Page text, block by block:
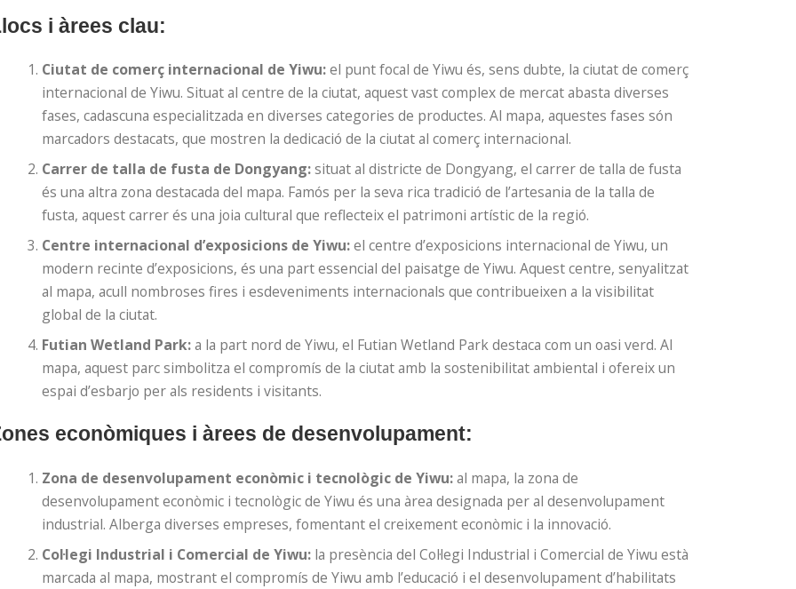
i àrees clau:
Ciutat de comerç internacional de Yiwu:el punt focal de Yiwu és, sens dubte, la ciutat de comerç
internacional de Yiwu. Situat al centre de la ciutat, aquest vast complex de mercat abasta diverses
fases, cadascuna especialitzada en diverses categories de productes. Al mapa, aquestes fases són
marcadors destacats, que mostren la dedicació de la ciutat al comerç internacional.
Carrer de talla de fusta de Dongyang:situat al districte de Dongyang, el carrer de talla de fusta
és una altra zona destacada del mapa. Famós per la seva rica tradició de l’artesania de la talla de
fusta, aquest carrer és una joia cultural que reflecteix el patrimoni artístic de la regió.
Centre internacional d’exposicions de Yiwu:el centre d’exposicions internacional de Yiwu, un
modern recinte d’exposicions, és una part essencial del paisatge de Yiwu. Aquest centre, senyalitzat
al mapa, acull nombroses fires i esdeveniments internacionals que contribueixen a la visibilitat
global de la ciutat.
Futian Wetland Park:a la part nord de Yiwu, el Futian Wetland Park destaca com un oasi verd. Al
mapa, aquest parc simbolitza el compromís de la ciutat amb la sostenibilitat ambiental i ofereix un
espai d’esbarjo per als residents i visitants.
econòmiques i àrees de desenvolupament:
Zona de desenvolupament econòmic i tecnològic de Yiwu:al mapa, la zona de
desenvolupament econòmic i tecnològic de Yiwu és una àrea designada per al desenvolupament
industrial. Alberga diverses empreses, fomentant el creixement econòmic i la innovació.
Col·legi Industrial i Comercial de Yiwu: la presència del Col·legi Industrial i Comercial de Yiwu està
marcada al mapa, mostrant el compromís de Yiwu amb l’educació i el desenvolupament d’habilitats